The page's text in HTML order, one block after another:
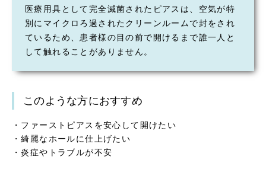
医療用具として完全滅菌されたピアスは、空気が特
別にマイクロろ過されたクリーンルームで封をされ
ているため、患者様の目の前で開けるまで誰一人と
して触れることがありません。
このような方におすすめ
・ファーストピアスを安心して開けたい
・綺麗なホールに仕上げたい
・炎症やトラブルが不安